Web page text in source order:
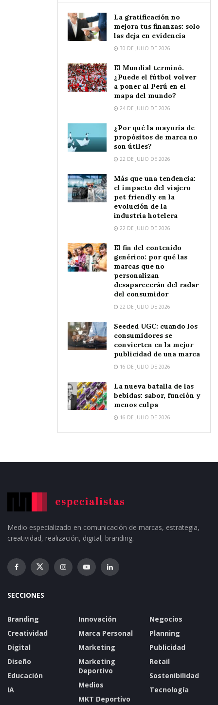
La gratificación no
mejora tus finanzas: solo
las deja en evidencia
30 DE JULIO DE 2026
El Mundial terminó.
¿Puede el fútbol volver
a poner al Perú en el
mapa del mundo?
24 DE JULIO DE 2026
¿Por qué la mayoría de
propósitos de marca no
son útiles?
22 DE JULIO DE 2026
Más que una tendencia:
el impacto del viajero
pet friendly en la
evolución de la
industria hotelera
22 DE JULIO DE 2026
El fin del contenido
genérico: por qué las
marcas que no
personalizan
desaparecerán del radar
del consumidor
22 DE JULIO DE 2026
Seeded UGC: cuando los
consumidores se
convierten en la mejor
publicidad de una marca
16 DE JULIO DE 2026
La nueva batalla de las
bebidas: sabor, función y
menos culpa
16 DE JULIO DE 2026
Medio especializado en comunicación de marcas, estrategia,
creatividad, realización, digital, branding.
SECCIONES
Branding
Creatividad
Digital
Diseño
Educación
IA
Innovación
Marca Personal
Marketing
Marketing
Deportivo
Medios
MKT Deportivo
Negocios
Planning
Publicidad
Retail
Sostenibilidad
Tecnología